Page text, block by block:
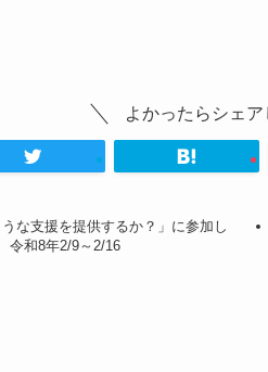
よかったらシェア
な支援を提供するか？」に参加し
和8年2/9～2/16